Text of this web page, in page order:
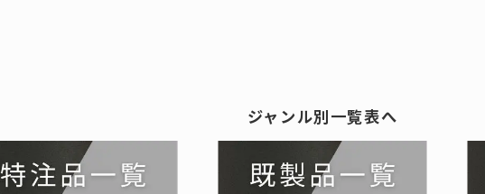
ジャンル別一覧表へ